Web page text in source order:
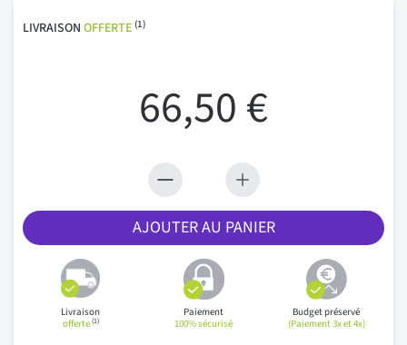
LIVRAISON OFFERTE (1)
66,50 €
AJOUTER AU PANIER
Livraison
offerte(1)
Paiement
100% sécurisé
Budget préservé
(Paiement 3x et 4x)